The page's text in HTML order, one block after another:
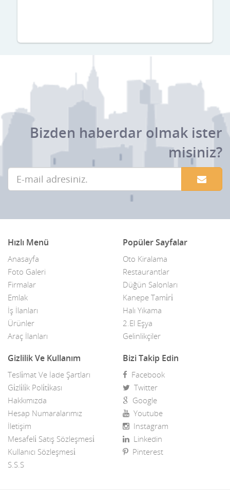
Bizden haberdar olmak ister
misiniz?
Hızlı Menü
Anasayfa
Foto Galeri
Firmalar
Emlak
İş İlanları
Ürünler
Araç İlanları
Popüler Sayfalar
Oto Kiralama
Restaurantlar
Düğün Salonları
Kanepe Tami̇ri̇
Halı Yıkama
2.El Eşya
Gelinlikçiler
Gizlilik Ve Kullanım
Tesli̇mat Ve İade Şartları
Gi̇zli̇li̇k Poli̇ti̇kası
Hakkımızda
Hesap Numaralarımız
İletişim
Mesafeli̇ Satış Sözleşmesi̇
Kullanıcı Sözleşmesi̇
S.S.S
Bizi Takip Edin
Facebook
Twitter
Google
Youtube
Instagram
Linkedin
Pinterest